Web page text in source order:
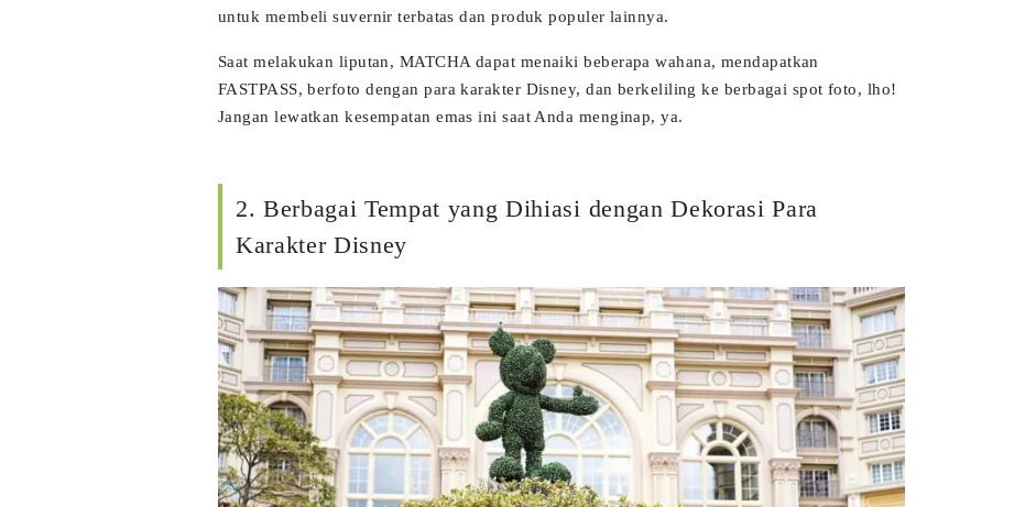
untuk membeli suvernir terbatas dan produk populer lainnya.
Saat melakukan liputan, MATCHA dapat menaiki beberapa wahana, mendapatkan
FASTPASS, berfoto dengan para karakter Disney, dan berkeliling ke berbagai spot foto, lho!
Jangan lewatkan kesempatan emas ini saat Anda menginap, ya.
2. Berbagai Tempat yang Dihiasi dengan Dekorasi Para
Karakter Disney